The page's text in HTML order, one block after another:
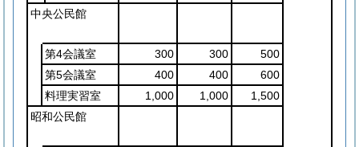
中央公民館
第4会議室 300 300
500
第5会議室
400 400
600
料理実習室
1,000 1,000
1,500
昭和公民館